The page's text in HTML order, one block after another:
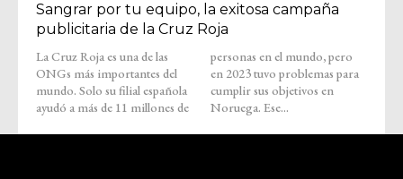
Sangrar por tu equipo, la exitosa campaña
publicitaria de la Cruz Roja
La Cruz Roja es una de las
ONGs más importantes del
mundo. Solo su filial española
ayudó a más de 11 millones de
personas en el mundo, pero
en 2023 tuvo problemas para
cumplir sus objetivos en
Noruega. Ese...